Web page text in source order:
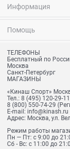
Информация
Помощь
ТЕЛЕФОНЫ
Бесплатный по
Москва
Санкт-Петербург
МАГАЗИНЫ
«Кинаш Спорт»
Тел.: 8 (495) 120-29-11
8 (800) 550-74-29
E-mail: info@kinash.ru
Адрес: Москва, ул.
Режим работы
Пн — Пт: с 9:00 до
Сб - Вс: с 11:00 до